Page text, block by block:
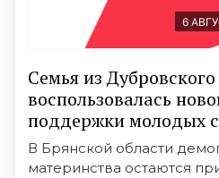
6
Семья из
воспользовалась
поддержки молодых
В Брянской области
материнства остаются